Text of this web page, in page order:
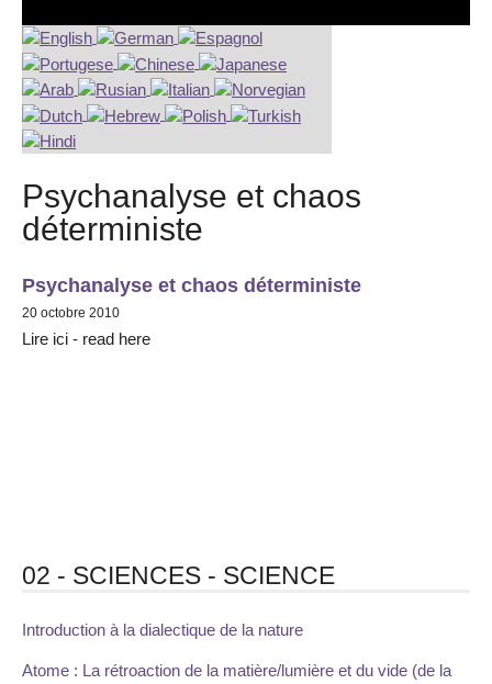
Psychanalyse et chaos
déterministe
Psychanalyse et chaos déterministe
20 octobre 2010
Lire ici - read here
02 - SCIENCES - SCIENCE
Introduction à la dialectique de la nature
Atome : La rétroaction de la matière/lumière et du vide (de la